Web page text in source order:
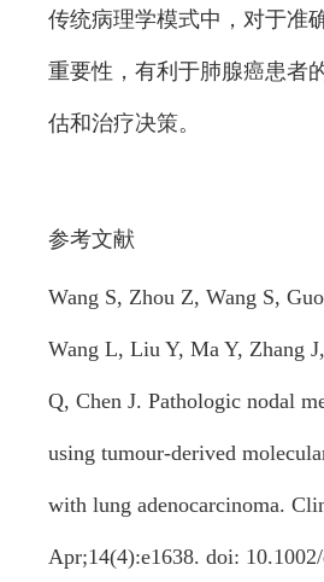
传统病理学模式中，对于准
重要性，有利于肺腺癌患者
估和治疗决策。
参考文献
Wang S, Zhou Z, Wang S,
Wang L, Liu Y, Ma Y, Zhang
Q, Chen J. Pathologic nodal
using tumour-derived
with lung adenocarcinoma.
Apr;14(4):e1638. doi: